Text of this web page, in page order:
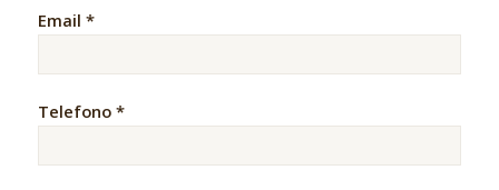
Email *
Telefono *